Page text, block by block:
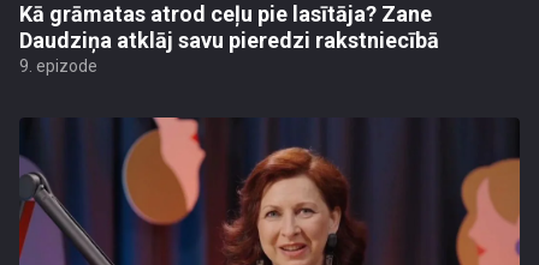
Kā grāmatas atrod ceļu pie lasītāja? Zane
Daudziņa atklāj savu pieredzi rakstniecībā
9. epizode